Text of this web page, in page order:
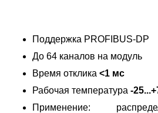
Поддержка PROFIBUS-DP
До 64 каналов на модуль
Время отклика <1 мс
Рабочая температура -
Применение: